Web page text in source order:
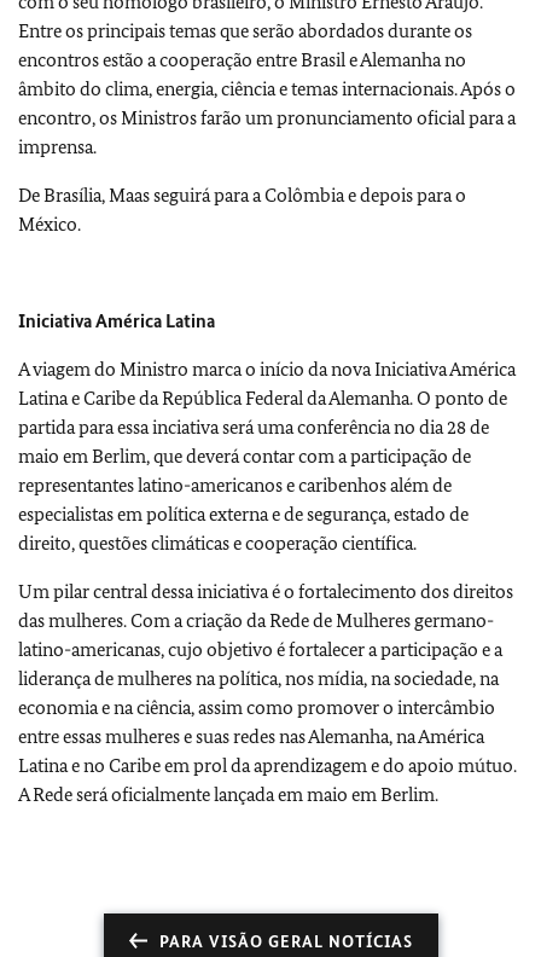
Entre os principais temas que serão abordados durante os
encontros estão a cooperação entre Brasil e Alemanha no
âmbito do clima, energia, ciência e temas internacionais. Após o
encontro, os Ministros farão um pronunciamento oficial para a
imprensa.
De Brasília, Maas seguirá para a Colômbia e depois para o
México.
Iniciativa América Latina
A viagem do Ministro marca o início da nova Iniciativa América
Latina e Caribe da República Federal da Alemanha. O ponto de
partida para essa inciativa será uma conferência no dia 28 de
maio em Berlim, que deverá contar com a participação de
representantes latino-americanos e caribenhos além de
especialistas em política externa e de segurança, estado de
direito, questões climáticas e cooperação científica.
Um pilar central dessa iniciativa é o fortalecimento dos direitos
das mulheres. Com a criação da Rede de Mulheres germano-
latino-americanas, cujo objetivo é fortalecer a participação e a
liderança de mulheres na política, nos mídia, na sociedade, na
economia e na ciência, assim como promover o intercâmbio
entre essas mulheres e suas redes nas Alemanha, na América
Latina e no Caribe em prol da aprendizagem e do apoio mútuo.
A Rede será oficialmente lançada em maio em Berlim.
PARA VISÃO GERAL NOTÍCIAS